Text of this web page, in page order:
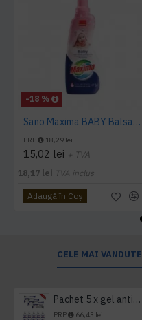
-18 %
Sano Maxima BABY Balsam Super Concentrat 1L
PRP 18,29 lei
15,02 lei + TVA
18,17 lei TVA inclus
Adaugă în Coş
CELE MAI VANDUTE
Pachet 5 x gel antibacterian 50ml si 3 x Servetele antibacteriene 48 buc Hygienium
PRP 66,43 lei